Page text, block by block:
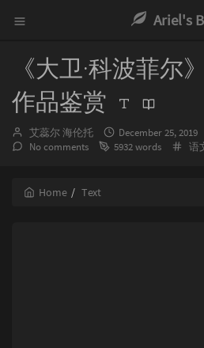
Ariel's
《大卫·科波菲尔
作品鉴赏
Author：
艾蕊尔 海伦托
发
布
December 25, 2019
No comments
5932 words 语
Home Text